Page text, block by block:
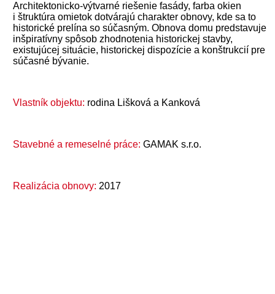
Architektonicko-výtvarné riešenie fasády, farba okien
i štruktúra omietok dotvárajú charakter obnovy, kde sa to
historické prelína so súčasným. Obnova domu predstavuje
inšpiratívny spôsob zhodnotenia historickej stavby,
existujúcej situácie, historickej dispozície a konštrukcií pre
súčasné bývanie.
Vlastník objektu: rodina Lišková a Kanková
Stavebné a remeselné práce: GAMAK s.r.o.
Realizácia obnovy: 2017